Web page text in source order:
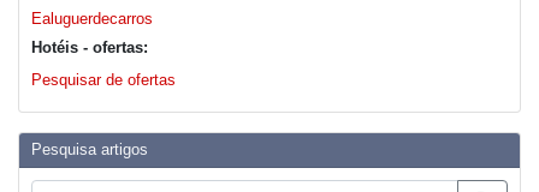
Ealuguerdecarros
Hotéis - ofertas:
Pesquisar de ofertas
Pesquisa artigos